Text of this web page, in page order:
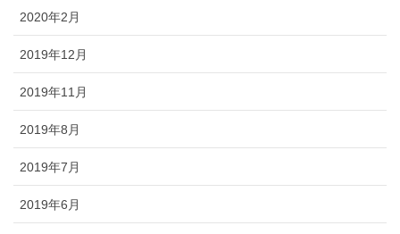
2020年2月
2019年12月
2019年11月
2019年8月
2019年7月
2019年6月